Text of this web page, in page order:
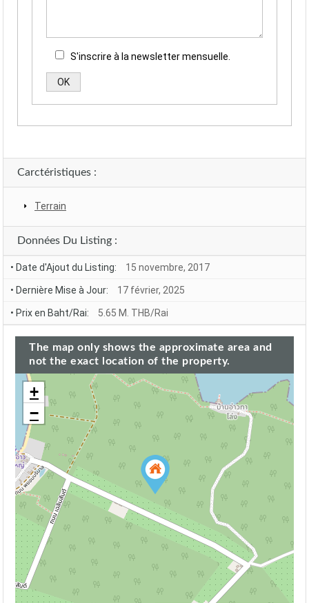
S'inscrire à la newsletter mensuelle.
Carctéristiques :
Terrain
Données Du Listing :
• Date d'Ajout du Listing: 15 novembre, 2017
• Dernière Mise à Jour: 17 février, 2025
• Prix en Baht/Rai: 5.65 M. THB/Rai
The map only shows the approximate area and
not the exact location of the property.
+
−